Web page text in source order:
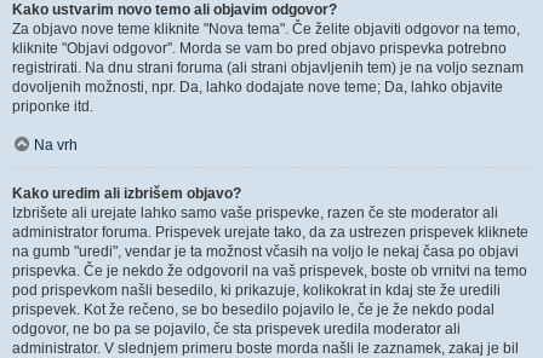
Kako ustvarim novo temo ali objavim odgovor?
Za objavo nove teme kliknite "Nova tema". Če želite objaviti odgovor na temo,
kliknite "Objavi odgovor". Morda se vam bo pred objavo prispevka potrebno
registrirati. Na dnu strani foruma (ali strani objavljenih tem) je na voljo seznam
dovoljenih možnosti, npr. Da, lahko dodajate nove teme; Da, lahko objavite
priponke itd.
Na vrh
Kako uredim ali izbrišem objavo?
Izbrišete ali urejate lahko samo vaše prispevke, razen če ste moderator ali
administrator foruma. Prispevek urejate tako, da za ustrezen prispevek kliknete
na gumb "uredi", vendar je ta možnost včasih na voljo le nekaj časa po objavi
prispevka. Če je nekdo že odgovoril na vaš prispevek, boste ob vrnitvi na temo
pod prispevkom našli besedilo, ki prikazuje, kolikokrat in kdaj ste že uredili
prispevek. Kot že rečeno, se bo besedilo pojavilo le, če je že nekdo podal
odgovor, ne bo pa se pojavilo, če sta prispevek uredila moderator ali
administrator. V slednjem primeru boste morda našli le zaznamek, zakaj je bil